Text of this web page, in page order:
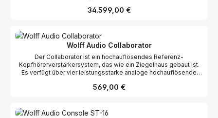
Regulärer Preis:
34.599,00 €
Wolff Audio Collaborator
Der Collaborator ist ein hochauflösendes Referenz-
Kopfhörerverstärkersystem, das wie ein Ziegelhaus gebaut ist.
Es verfügt über vier leistungsstarke analoge hochauflösende
Lieferumfang ist ein „ HearMe“ -Foldback-Mikrofon enthalten.
Bedarf für ordentlich Druck und reichlich Headroom.
Regulärer Preis:
569,00 €